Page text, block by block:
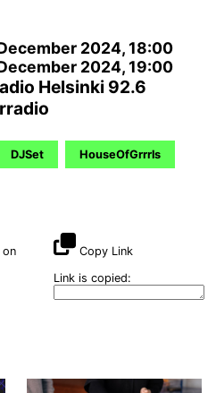
2024, 18:00
2024, 19:00
Helsinki 92.6
DJSet HouseOfGrrrls
on
Copy Link
Link is copied: